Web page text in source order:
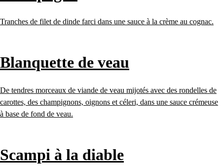
Tranches de filet de dinde farci dans une sauce à la crème au cognac.
Blanquette de veau
De tendres morceaux de viande de veau mijotés avec des rondelles de
carottes, des champignons, oignons et céleri, dans une sauce crémeuse
à base de fond de veau.
Scampi à la diable